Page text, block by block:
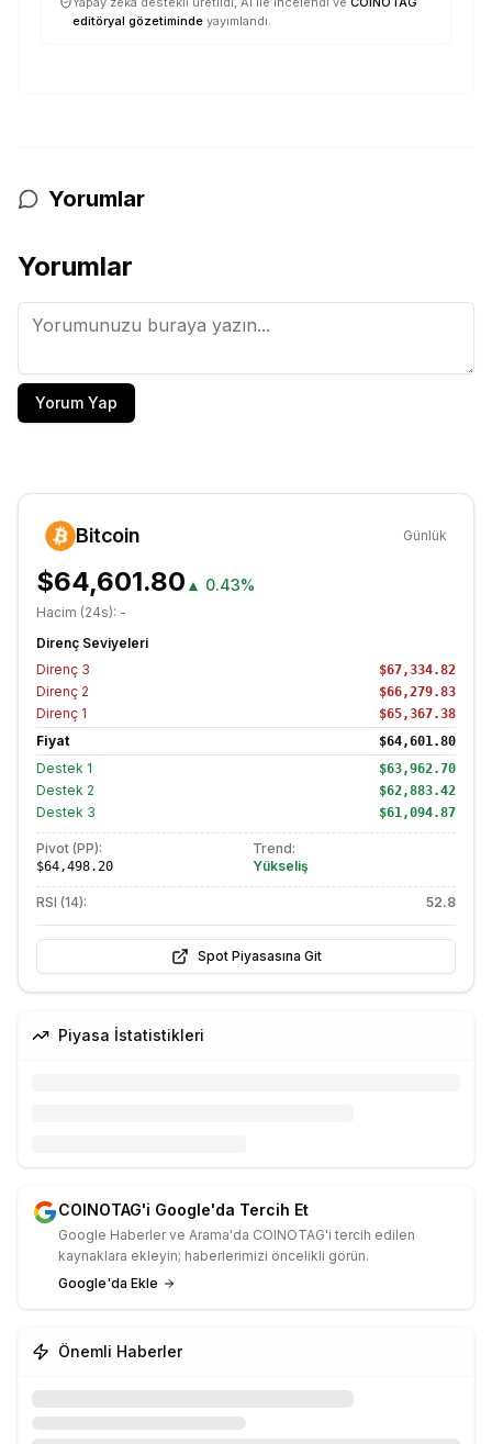
editöryal gözetiminde yayımlandı.
Yorumlar
Yorumlar
Yorum Yap
Bitcoin Günlük
$64,601.80 ▲ 0.43%
Hacim (24s): -
Direnç Seviyeleri
Direnç 3 $67,334.82
Direnç 2 $66,279.83
Direnç 1 $65,367.38
Fiyat $64,601.80
Destek 1 $63,962.70
Destek 2 $62,883.42
Destek 3 $61,094.87
Pivot (PP):
$64,498.20
Trend:
Yükseliş
RSI (14): 52.8
Spot Piyasasına Git
Piyasa İstatistikleri
COINOTAG'i Google'da Tercih Et
Google Haberler ve Arama'da COINOTAG'i tercih edilen
kaynaklara ekleyin; haberlerimizi öncelikli görün.
Google'da Ekle
Önemli Haberler